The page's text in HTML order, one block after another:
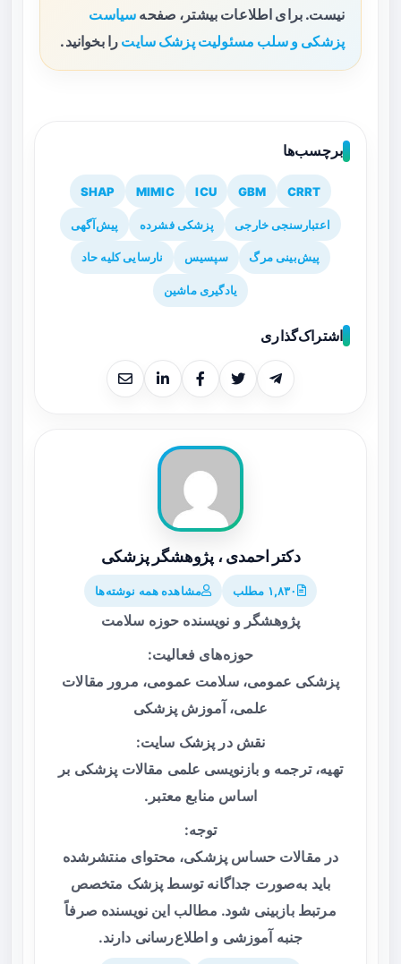
نیست. برای اطلاعات بیشتر، صفحه سیاست
پزشکی و سلب مسئولیت پزشک سایت را بخوانید.
برچسب‌ها
CRRT
GBM
ICU
MIMIC
SHAP
اعتبارسنجی خارجی پزشکی فشرده پیش‌آگهی
پیش‌بینی مرگ سپسیس نارسایی کلیه حاد
یادگیری ماشین
اشتراک‌گذاری
دکتر احمدی ، پژوهشگر پزشکی
۱,۸۳۰ مطلب مشاهده همه نوشته‌ها
پژوهشگر و نویسنده حوزه سلامت
حوزه‌های فعالیت:
پزشکی عمومی، سلامت عمومی، مرور مقالات
علمی، آموزش پزشکی
نقش در پزشک سایت:
تهیه، ترجمه و بازنویسی علمی مقالات پزشکی بر
اساس منابع معتبر.
توجه:
در مقالات حساس پزشکی، محتوای منتشرشده
باید به‌صورت جداگانه توسط پزشک متخصص
مرتبط بازبینی شود. مطالب این نویسنده صرفاً
جنبه آموزشی و اطلاع‌رسانی دارند.